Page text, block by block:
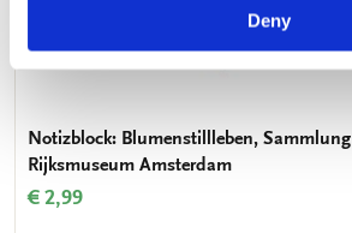
Deny
Notizblock: Blumenstillleben, Sammlung
Rijksmuseum Amsterdam
€ 2,99